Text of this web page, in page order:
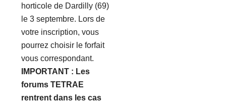
horticole de Dardilly (69)
le 3 septembre. Lors de
votre inscription, vous
pourrez choisir le forfait
vous correspondant.
IMPORTANT : Les
forums TETRAE
rentrent dans les cas